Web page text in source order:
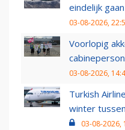
eindelijk
03-08-2026,
Voorlopig
03-08-2026,
Turkish
winter
03-08-2026,